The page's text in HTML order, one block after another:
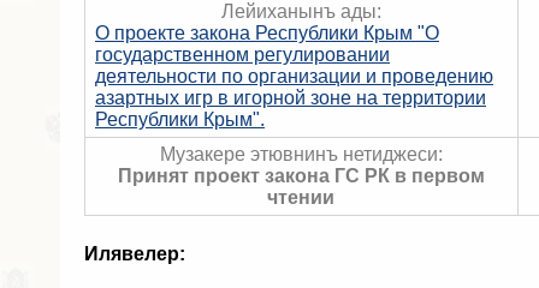
Лейиханынъ ады:
О проекте закона Республики Крым "О
государственном регулировании
деятельности по организации и проведению
азартных игр в игорной зоне на территории
Республики Крым".
Музакере этювнинъ нетиджеси:
Принят проект закона ГС РК в первом
чтении
Илявелер: